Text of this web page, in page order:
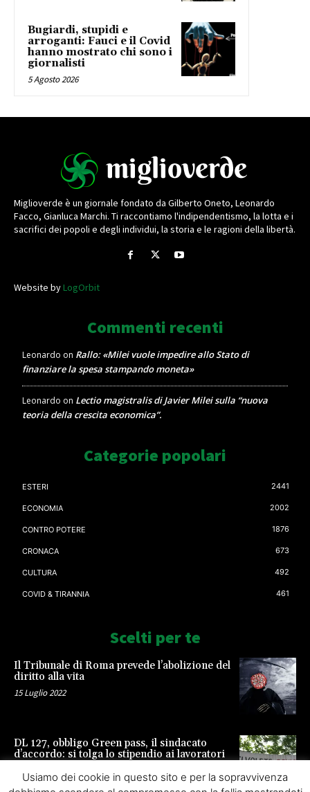
Bugiardi, stupidi e
arroganti: Fauci e il Covid
hanno mostrato chi sono i
giornalisti
5 Agosto 2026
Miglioverde è un giornale fondato da Gilberto Oneto, Leonardo
Facco, Gianluca Marchi. Ti raccontiamo l'indipendentismo, la lotta e i
sacrifici dei popoli e degli individui, la storia e le ragioni della libertà.
Website byLogOrbit
Commenti recenti
Leonardo on Rallo: «Milei vuole impedire allo Stato di
finanziare la spesa stampando moneta»
Leonardo on Lectio magistralis di Javier Milei sulla “nuova
teoria della crescita economica”.
Categorie popolari
ESTERI 2441
ECONOMIA 2002
CONTRO POTERE 1876
CRONACA 673
CULTURA 492
COVID & TIRANNIA 461
Scelti per te
Il Tribunale di Roma prevede l’abolizione del
diritto alla vita
15 Luglio 2022
DL 127, obbligo Green pass, il sindacato
d’accordo: si tolga lo stipendio ai lavoratori
Usiamo dei cookie in questo sito e per la sopravvivenza